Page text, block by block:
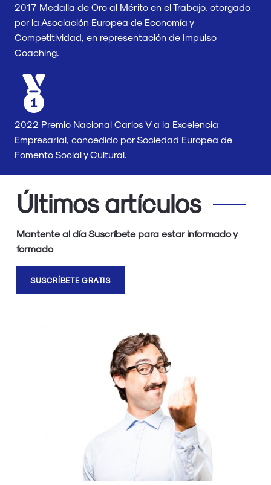
2017 Medalla de Oro al Mérito en el Trabajo. otorgado
por la Asociación Europea de Economía y
Competitividad, en representación de Impulso
Coaching.
2022 Premio Nacional Carlos V a la Excelencia
Empresarial, concedido por Sociedad Europea de
Fomento Social y Cultural.
Últimos artículos
Mantente al día Suscríbete para estar informado y
formado
SUSCRÍBETE GRATIS